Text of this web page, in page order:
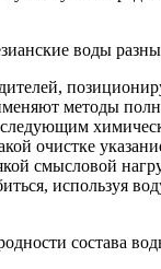
воды
методы
очистке
смысловой
используя
состава